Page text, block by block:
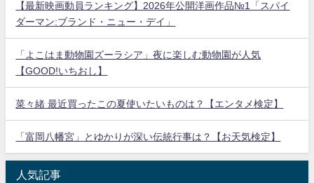
【最新映画動員ランキング】2026年公開洋画作品№1「スパイ
ダーマン:ブランド・ニュー・デイ」
「よこはま動物園ズーラシア」夜に楽しむ動物園が人気
【GOOD!いちおし】
菜々緒 最近買ったこの夏使いたいものは？【エンタメ検定】
「富岡八幡宮」とゆかりが深い伝統行事は？【お天気検定】
人気記事